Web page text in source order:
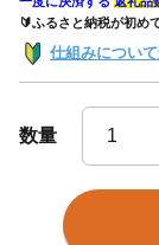
🔰ふるさと納税が初め
仕組みについ
数量